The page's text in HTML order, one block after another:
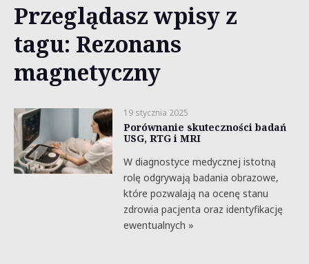
Przeglądasz wpisy z
tagu: Rezonans
magnetyczny
19 stycznia 2025
Porównanie skuteczności badań
USG, RTG i MRI
W diagnostyce medycznej istotną
rolę odgrywają badania obrazowe,
które pozwalają na ocenę stanu
zdrowia pacjenta oraz identyfikację
ewentualnych »